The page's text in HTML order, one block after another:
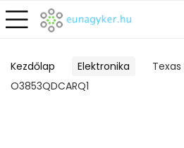
Kezdőlap Elektronika
O3853QDCARQ1